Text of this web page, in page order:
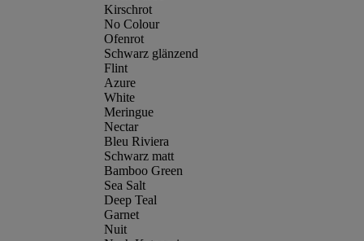
Kirschrot
No Colour
Ofenrot
Schwarz glänzend
Flint
Azure
White
Meringue
Nectar
Bleu Riviera
Schwarz matt
Bamboo Green
Sea Salt
Deep Teal
Garnet
Nuit